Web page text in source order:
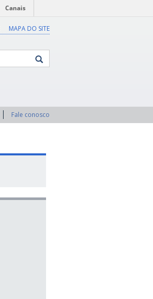
Canais
MAPA DO SITE
Fale conosco